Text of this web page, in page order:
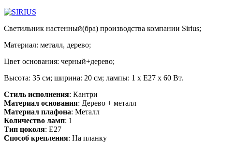
Светильник настенный(бра) производства компании Sirius;
Материал: металл, дерево;
Цвет основания: черный+дерево;
Высота: 35 см; ширина: 20 см; лампы: 1 х Е27 х 60 Вт.
Стиль исполнения: Кантри
Материал основания: Дерево + металл
Материал плафона: Металл
Количество ламп: 1
Тип цоколя: E27
Способ крепления: На планку